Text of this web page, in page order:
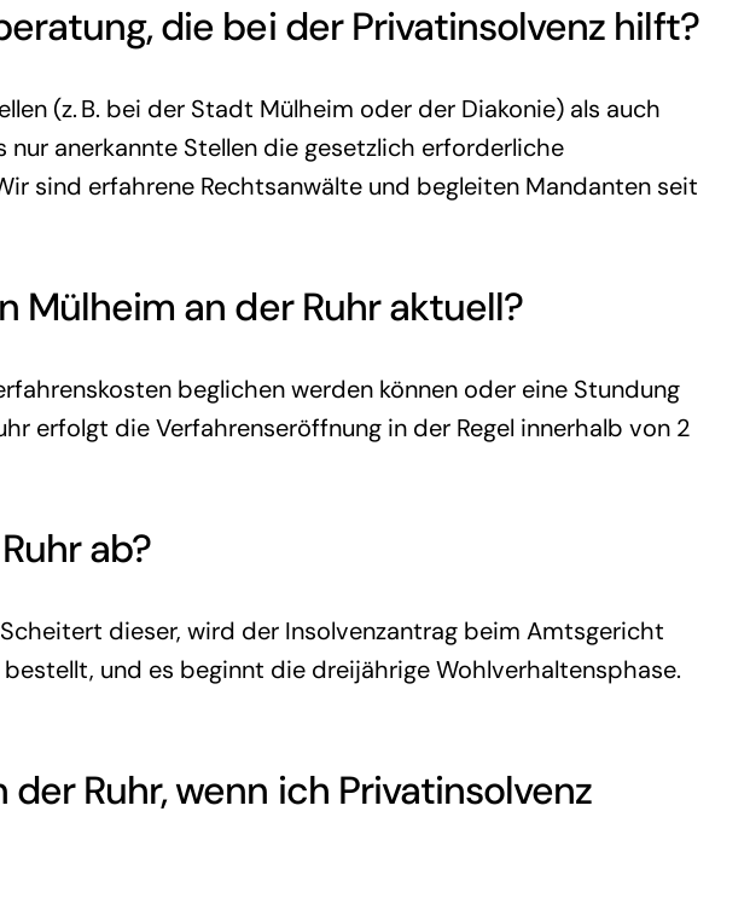
, die bei der Privatinsolvenz hilft?
(z. B. bei der Stadt Mülheim oder der Diakonie) als auch
anerkannte Stellen die gesetzlich erforderliche
sind erfahrene Rechtsanwälte und begleiten Mandanten seit
Mülheim an der Ruhr aktuell?
beglichen werden können oder eine Stundung
erfolgt die Verfahrenseröffnung in der Regel innerhalb von 2
ab?
dieser, wird der Insolvenzantrag beim Amtsgericht
und es beginnt die dreijährige Wohlverhaltensphase.
Ruhr, wenn ich Privatinsolvenz